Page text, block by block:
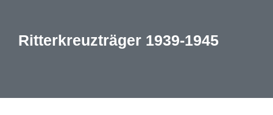
Ritterkreuzträger 1939-1945